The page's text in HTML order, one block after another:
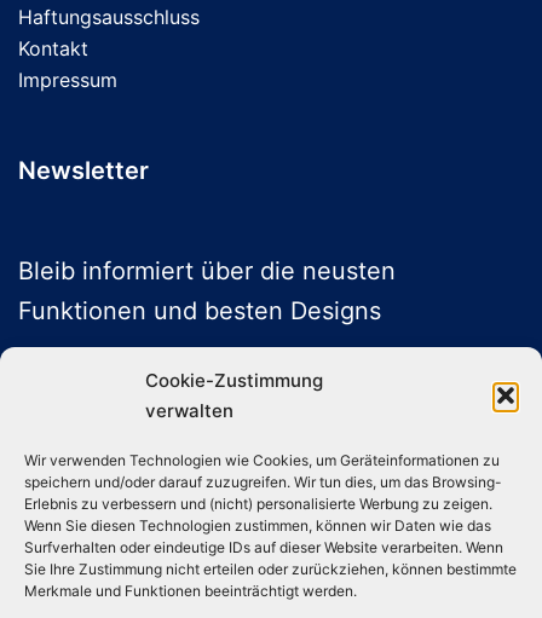
Cookie-Zustimmung
verwalten
Wir verwenden Technologien wie Cookies, um Geräteinformationen zu
speichern und/oder darauf zuzugreifen. Wir tun dies, um das Browsing-
Erlebnis zu verbessern und (nicht) personalisierte Werbung zu zeigen.
Wenn Sie diesen Technologien zustimmen, können wir Daten wie das
Surfverhalten oder eindeutige IDs auf dieser Website verarbeiten. Wenn
Sie Ihre Zustimmung nicht erteilen oder zurückziehen, können bestimmte
Merkmale und Funktionen beeinträchtigt werden.
Haftungsausschluss
Kontakt
Impressum
Newsletter
Bleib informiert über die neusten
Funktionen und besten Designs
ABONNIEREN
Folge uns auf Social Media